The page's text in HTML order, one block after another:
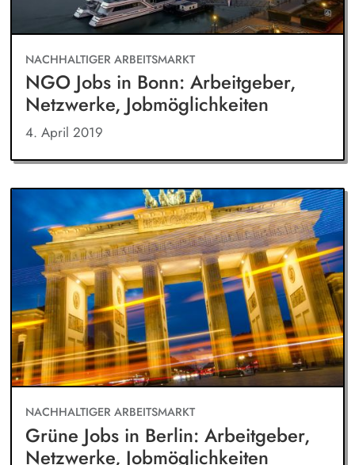
NACHHALTIGER ARBEITSMARKT
NGO Jobs in Bonn: Arbeitgeber,
Netzwerke, Jobmöglichkeiten
4. April 2019
NACHHALTIGER ARBEITSMARKT
Grüne Jobs in Berlin: Arbeitgeber,
Netzwerke, Jobmöglichkeiten